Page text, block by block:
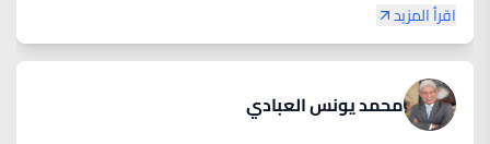
اقرأ المزيد
محمد يونس العبادي